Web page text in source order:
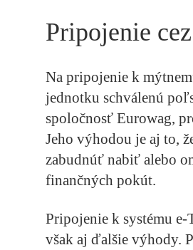
Pripojenie
Na pripojenie k
jednotku schválenú
spoločnosť Eurowag,
Jeho výhodou je aj to,
zabudnúť nabiť alebo
finančných pokút.
Pripojenie k systému
však aj ďalšie výhody.